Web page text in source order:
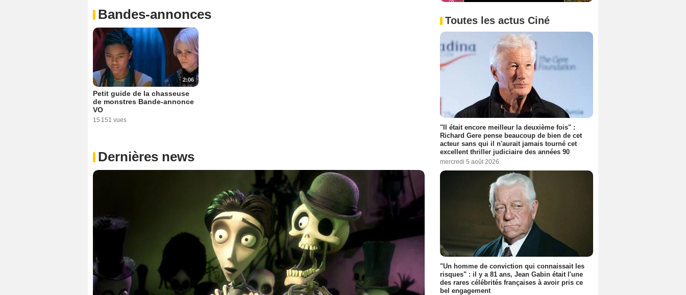
Bandes-annonces
2:06
Petit guide de la chasseuse
de monstres Bande-annonce
VO
15 151 vues
Dernières news
Toutes les actus Ciné
"Il était encore meilleur la deuxième fois" :
Richard Gere pense beaucoup de bien de cet
acteur sans qui il n'aurait jamais tourné cet
excellent thriller judiciaire des années 90
mercredi 5 août 2026
"Un homme de conviction qui connaissait les
risques" : il y a 81 ans, Jean Gabin était l'une
des rares célébrités françaises à avoir pris ce
bel engagement